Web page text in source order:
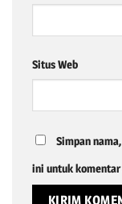
Situs Web
Simpan
ini untuk